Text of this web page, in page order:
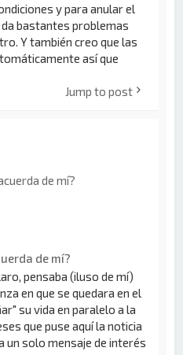
y para anular el
da bastantes problemas
Y también creo que las
así que
Jump to post
de mí?
de mí?
pensaba (iluso de mí)
en que se quedara en el
su vida en paralelo a la
que puse aquí la noticia
un solo mensaje de interés